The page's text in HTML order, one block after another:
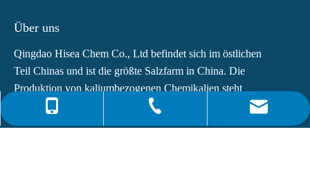
0086-532-85708217
0086-4008266163-82717
info@hiseachem.com
Über uns
Qingdao Hisea Chem Co., Ltd befindet sich im östlichen
Teil Chinas und ist die größte Salzfarm in China. Die
Produktion von kaliumbezogenen Chemikalien steht
weltweit an vierter Stelle.Die Hauptprodukte von...